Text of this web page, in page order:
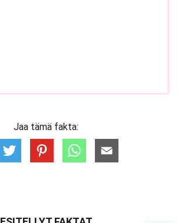
Jaa tämä fakta: